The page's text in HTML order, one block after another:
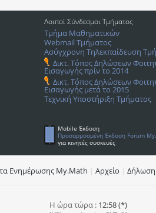
Λοιποί Σύνδεσμοι Τμήματος
Τμήμα Μαθηματικών
Webmail Τμήματος
Ασύγχρονη Τηλεκπαίδευση
Δικτ. Τόπος Δηλώσεων
Εισαγωγής πρίν το 2014
Δικτ. Τόπος Δηλώσεων
Εισαγωγής μετά το 2015
Τεχνική Υποστήριξη Τμήματος
Mobile Έκδοση
Προσαρμοσμένη Έκδοση Forum
για κινητές συσκευές
Ενημέρωσης Μy.Math | Αρχείο |
Η ώρα τώρα : 12:58 (*)